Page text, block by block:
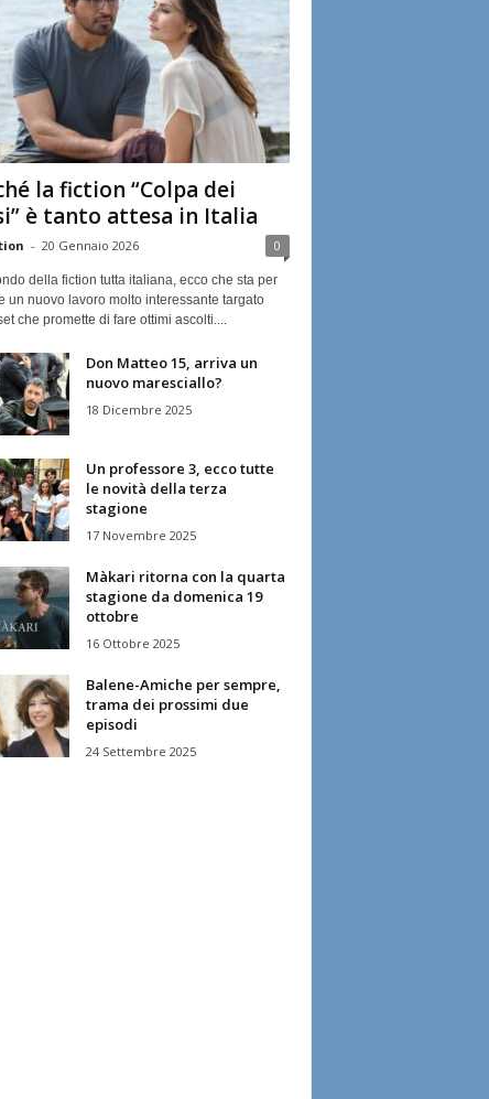
la fiction “Colpa dei
è tanto attesa in Italia
- 20 Gennaio 2026 0
della fiction tutta italiana, ecco che sta per
un nuovo lavoro molto interessante targato
che promette di fare ottimi ascolti....
Don Matteo 15, arriva un
nuovo maresciallo?
18 Dicembre 2025
Un professore 3, ecco tutte
le novità della terza
stagione
17 Novembre 2025
Màkari ritorna con la quarta
stagione da domenica 19
ottobre
16 Ottobre 2025
Balene-Amiche per sempre,
trama dei prossimi due
episodi
24 Settembre 2025